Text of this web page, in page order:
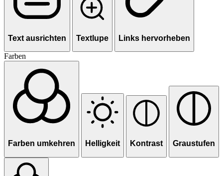
Text ausrichten Textlupe Links hervorheben
Farben
Farben umkehren Helligkeit Kontrast Graustufen